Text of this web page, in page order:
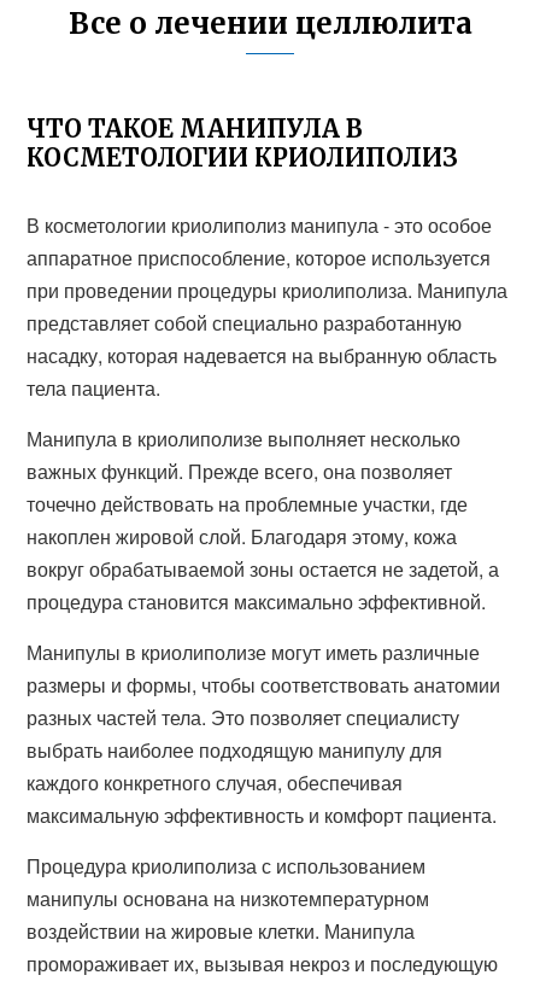
Все о лечении целлюлита
ЧТО ТАКОЕ МАНИПУЛА В
КОСМЕТОЛОГИИ КРИОЛИПОЛИЗ
В косметологии криолиполиз манипула - это особое
аппаратное приспособление, которое используется
при проведении процедуры криолиполиза. Манипула
представляет собой специально разработанную
насадку, которая надевается на выбранную область
тела пациента.
Манипула в криолиполизе выполняет несколько
важных функций. Прежде всего, она позволяет
точечно действовать на проблемные участки, где
накоплен жировой слой. Благодаря этому, кожа
вокруг обрабатываемой зоны остается не задетой, а
процедура становится максимально эффективной.
Манипулы в криолиполизе могут иметь различные
размеры и формы, чтобы соответствовать анатомии
разных частей тела. Это позволяет специалисту
выбрать наиболее подходящую манипулу для
каждого конкретного случая, обеспечивая
максимальную эффективность и комфорт пациента.
Процедура криолиполиза с использованием
манипулы основана на низкотемпературном
воздействии на жировые клетки. Манипула
промораживает их, вызывая некроз и последующую